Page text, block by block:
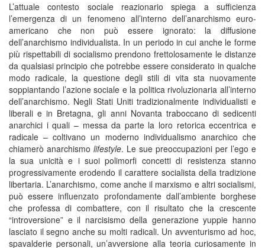
L’attuale contesto sociale reazionario spiega a sufficienza
l’emergenza di un fenomeno all’interno dell’anarchismo euro-
americano che non può essere ignorato: la diffusione
dell’anarchismo individualista. In un periodo in cui anche le forme
più rispettabili di socialismo prendono frettolosamente le distanze
da qualsiasi principio che potrebbe essere considerato in qualche
modo radicale, la questione degli stili di vita sta nuovamente
soppiantando l’azione sociale e la politica rivoluzionaria all’interno
dell’anarchismo. Negli Stati Uniti tradizionalmente individualisti e
liberali e in Bretagna, gli anni Novanta traboccano di sedicenti
anarchici i quali – messa da parte la loro retorica eccentrica e
radicale – coltivano un moderno individualismo anarchico che
chiamerò anarchismo lifestyle. Le sue preoccupazioni per l’ego e
la sua unicità e i suoi polimorfi concetti di resistenza stanno
progressivamente erodendo il carattere socialista della tradizione
libertaria. L’anarchismo, come anche il marxismo e altri socialismi,
può essere influenzato profondamente dall’ambiente borghese
che professa di combattere, con il risultato che la crescente
“introversione” e il narcisismo della generazione yuppie hanno
lasciato il segno anche su molti radicali. Un avventurismo ad hoc,
spavalderie personali, un’avversione alla teoria curiosamente in